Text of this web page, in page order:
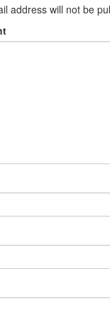
address will not be